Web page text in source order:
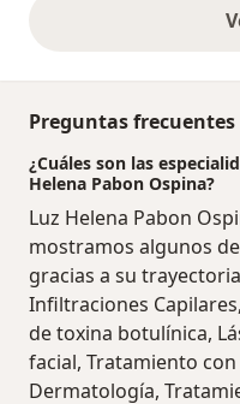
Preguntas frecuentes
¿Cuáles son las
Helena Pabon Ospina?
Luz Helena Pabon
mostramos algunos
gracias a su
Infiltraciones
de toxina botulínica,
facial, Tratamiento
Dermatología,